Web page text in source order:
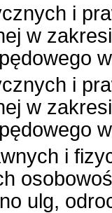
i
w
i
w
i
ulg,